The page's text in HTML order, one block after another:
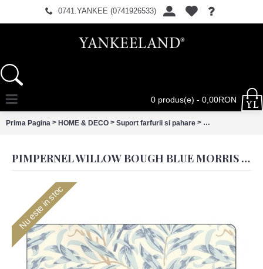
0741.YANKEE (0741926533)
0 produs(e) - 0,00RON
Prima Pagina > HOME & DECO > Suport farfurii si pahare > PIMPERNEL
PIMPERNEL WILLOW BOUGH BLUE MORRIS SET 4 PLACEMATS LARGE 40.10X29.80CM
Nu este in stoc